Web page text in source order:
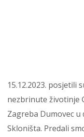
15.12.2023. posjetili
nezbrinute životinje
Zagreba Dumovec
Skloništa. Predali